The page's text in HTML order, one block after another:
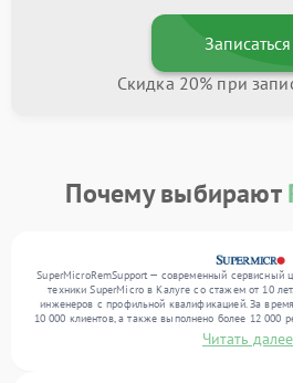
Записаться
Скидка 20% при
Почему выбирают
SuperMicroRemSupport — современный сервисный
техники SuperMicro в Калуге со стажем от 10
инженеров с профильной квалификацией. За
10 000 клиентов, а также выполнено более 12 000
центр поступает свыше 300 единиц техники,
сложности и гарантируем высокое качество
Читать далее